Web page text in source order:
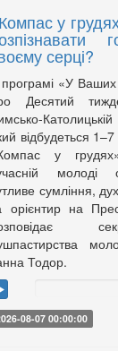
у
серці?
«У
Десятий
відбудеться
у
молоді
сумління,
орієнтир на
Тодор.
08-07 00:00:00